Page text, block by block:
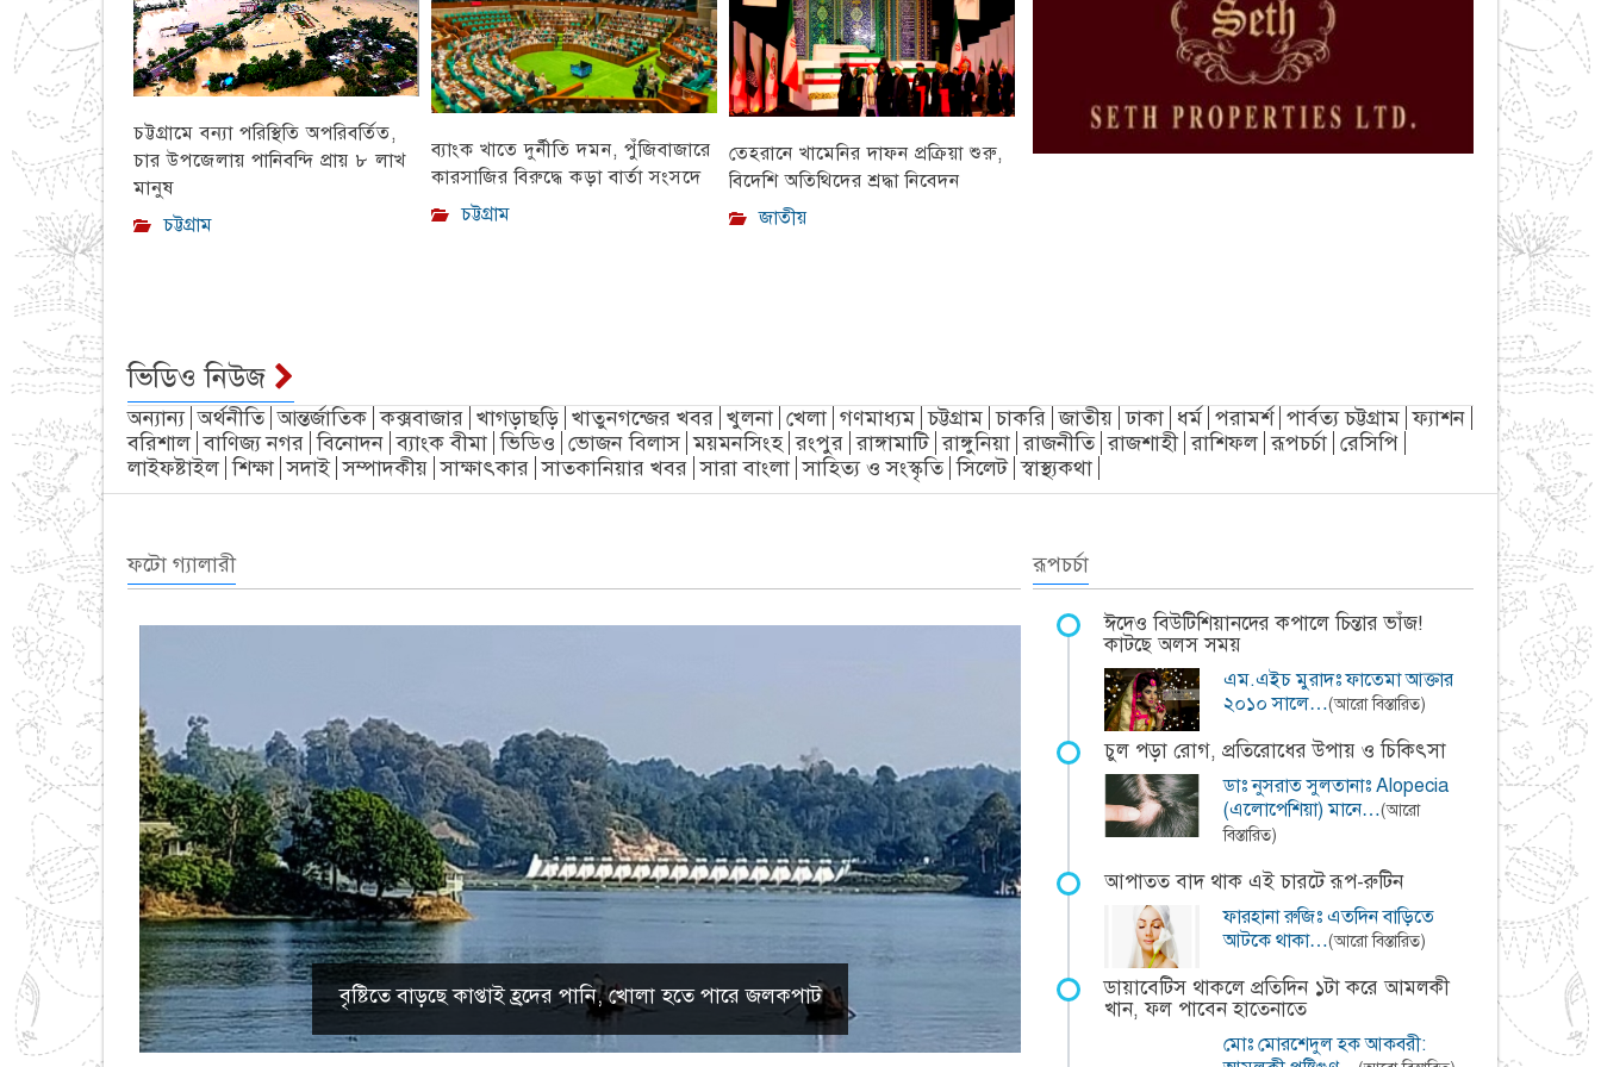
চট্টগ্রামে বন্যা পরিস্থিতি অপরিবর্তিত,
চার উপজেলায় পানিবন্দি প্রায় ৮ লাখ
মানুষ
চট্টগ্রাম
ব্যাংক খাতে দুর্নীতি দমন, পুঁজিবাজারে
কারসাজির বিরুদ্ধে কড়া বার্তা সংসদে
চট্টগ্রাম
তেহরানে খামেনির দাফন প্রক্রিয়া শুরু,
বিদেশি অতিথিদের শ্রদ্ধা নিবেদন
জাতীয়
ভিডিও নিউজ
অন্যান্য অর্থনীতি আন্তর্জাতিক কক্সবাজার খাগড়াছড়ি খাতুনগন্জের খবর খুলনা খেলা গণমাধ্যম চট্টগ্রাম চাকরি জাতীয় ঢাকা ধর্ম পরামর্শ পার্বত্য চট্টগ্রাম ফ্যাশন
বরিশাল বাণিজ্য নগর বিনোদন ব্যাংক বীমা ভিডিও ভোজন বিলাস ময়মনসিংহ রংপুর রাঙ্গামাটি রাঙ্গুনিয়া রাজনীতি রাজশাহী রাশিফল রূপচর্চা রেসিপি
লাইফষ্টাইল শিক্ষা সদাই সম্পাদকীয় সাক্ষাৎকার সাতকানিয়ার খবর সারা বাংলা সাহিত্য ও সংস্কৃতি সিলেট স্বাস্থ্যকথা
ফটো গ্যালারী
বৃষ্টিতে বাড়ছে কাপ্তাই হ্রদের পানি, খোলা হতে পারে জলকপাট
রূপচর্চা
ঈদেও বিউটিশিয়ানদের কপালে চিন্তার ভাঁজ!
কাটছে অলস সময়
এম.এইচ মুরাদঃ ফাতেমা আক্তার
২০১০ সালে…(আরো বিস্তারিত)
চুল পড়া রোগ, প্রতিরোধের উপায় ও চিকিৎসা
ডাঃ নুসরাত সুলতানাঃ Alopecia
(এলোপেশিয়া) মানে…(আরো
বিস্তারিত)
আপাতত বাদ থাক এই চারটে রূপ-রুটিন
ফারহানা রুজিঃ এতদিন বাড়িতে
আটকে থাকা…(আরো বিস্তারিত)
ডায়াবেটিস থাকলে প্রতিদিন ১টা করে আমলকী
খান, ফল পাবেন হাতেনাতে
মোঃ মোরশেদুল হক আকবরী: